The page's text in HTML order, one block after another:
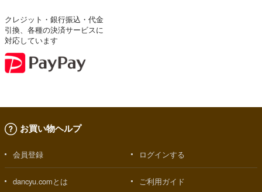
クレジット・銀行振込・代金
引換、各種の決済サービスに
対応しています
お買い物ヘルプ
会員登録 ログインする
dancyu.comとは ご利用ガイド